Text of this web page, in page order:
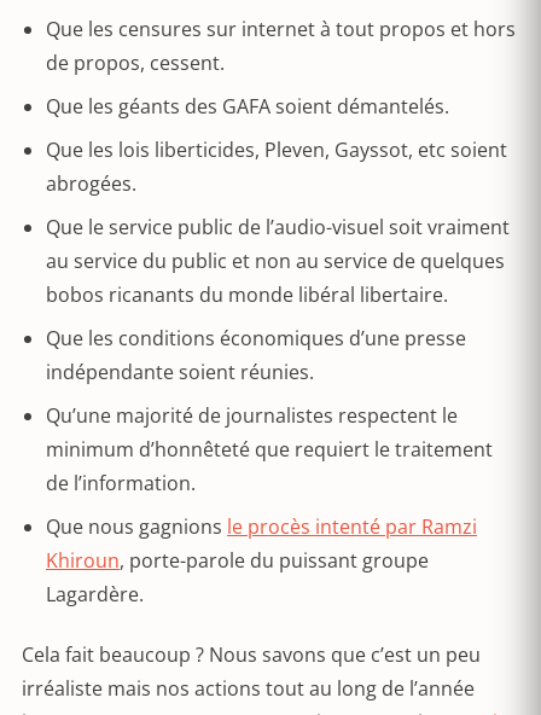
Que les censures sur internet à tout propos et hors
de propos, cessent.
Que les géants des GAFA soient démantelés.
Que les lois liberticides, Pleven, Gayssot, etc soient
abrogées.
Que le service public de l’audio-visuel soit vraiment
au service du public et non au service de quelques
bobos ricanants du monde libéral libertaire.
Que les conditions économiques d’une presse
indépendante soient réunies.
Qu’une majorité de journalistes respectent le
minimum d’honnêteté que requiert le traitement
de l’information.
Que nous gagnions le procès intenté par Ramzi
Khiroun, porte-parole du puissant groupe
Lagardère.
Cela fait beaucoup ? Nous savons que c’est un peu
irréaliste mais nos actions tout au long de l’année